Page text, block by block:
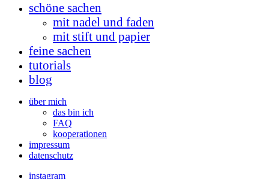
schöne sachen
mit nadel und faden
mit stift und papier
feine sachen
tutorials
blog
über mich
das bin ich
FAQ
kooperationen
impressum
datenschutz
instagram